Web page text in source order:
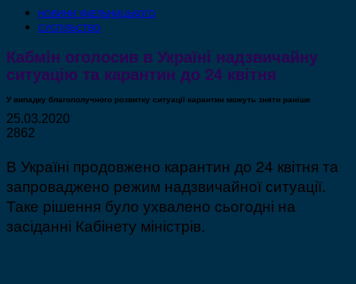
НОВИНИ ХМЕЛЬНИЦЬКОГО
СУСПІЛЬСТВО
Кабмін оголосив в Україні надзвичайну
ситуацію та карантин до 24 квітня
У випадку благополучного розвитку ситуації карантин можуть зняти раніше
25.03.2020
2862
В Україні продовжено карантин до 24 квітня та
запроваджено режим надзвичайної ситуації.
Таке рішення було ухвалено сьогодні на
засіданні Кабінету міністрів.